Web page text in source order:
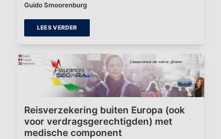
Guido Smoorenburg
LEES VERDER
Reisverzekering buiten Europa (ook
voor verdragsgerechtigden) met
medische component